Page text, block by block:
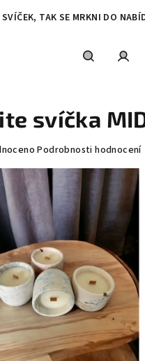
TAK SE MRKNI DO
svíčka
Podrobnosti hodnocení